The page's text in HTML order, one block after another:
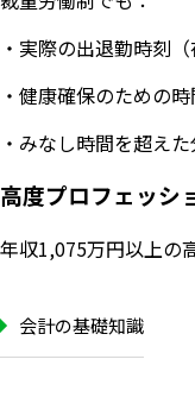
・実際の出退勤時刻
・健康確保のための
・みなし時間を超え
高度プロフェッシ
年収1,075万円以上の
会計の基礎知識